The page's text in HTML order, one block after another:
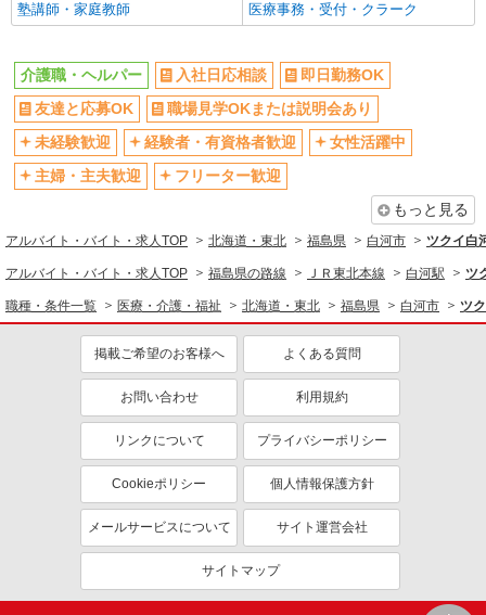
塾講師・家庭教師
医療事務・受付・クラーク
介護職・ヘルパー 入社日応相談
即日勤務OK
友達と応募OK
職場見学OKまたは説明会あり
未経験歓迎
経験者・有資格者歓迎
女性活躍中
主婦・主夫歓迎
フリーター歓迎
もっと見る
アルバイト・バイト・求人TOP 北海道・東北 福島県 白河市 ツクイ白
アルバイト・バイト・求人TOP 福島県の路線 ＪＲ東北本線 白河駅 ツ
職種・条件一覧 医療・介護・福祉 北海道・東北 福島県 白河市 ツ
掲載ご希望のお客様へ よくある質問
お問い合わせ 利用規約
リンクについて プライバシーポリシー
Cookieポリシー 個人情報保護方針
メールサービスについて サイト運営会社
サイトマップ